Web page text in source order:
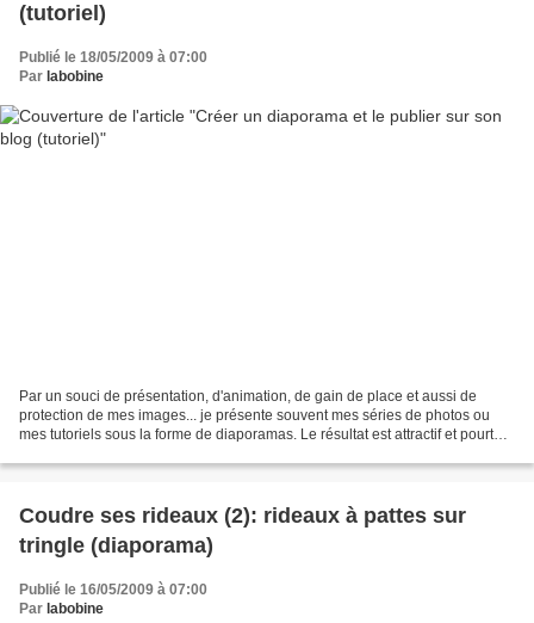
(tutoriel)
Publié le 18/05/2009 à 07:00
Par labobine
Par un souci de présentation, d'animation, de gain de place et aussi de
protection de mes images... je présente souvent mes séries de photos ou
mes tutoriels sous la forme de diaporamas. Le résultat est attractif et pourtant
Coudre ses rideaux (2): rideaux à pattes sur
tringle (diaporama)
Publié le 16/05/2009 à 07:00
Par labobine